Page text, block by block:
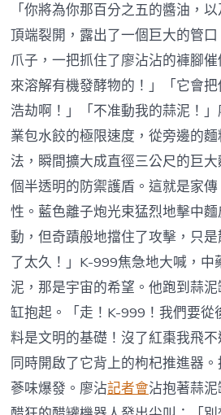
「你將為你那百分之五的醬油，
頂端裂開，露出了一個巨大的管
爪子，一把抓住了廖沾沾的褲腳
來溶解有機發酵物的！」「它會
浩劫啊！」「不准動我的蒜泥！
業包水餃的極限速度，從旁邊的
法，瞬間擴大成直徑三公尺的巨
個半透明的防禦護盾。這就是家
性。藍色離子炮光束猛烈地擊中
動，但奇蹟般地擋住了攻擊，只
了太久！」K-999焦急地大喊，
泥，那是宇宙的希望。他跑到蒜
缸抱起。「走！K-999！我們要
料是文明的基礎！沒了紅棗我飛
同時開啟了它背上的枸杞推進器
蔘味爆發。廖沾記者會沾抱著蒜